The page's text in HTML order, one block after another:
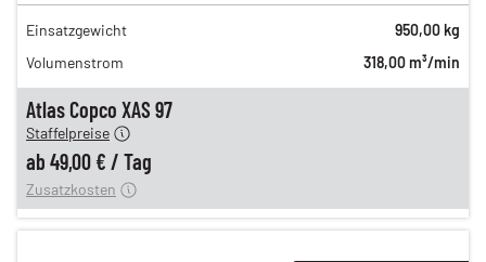
Atlas Copco XAS 97
86,00 €
71,00 €
61,00 €
Staffelpreise
ab 49,00 € / Tag
12,00 €
Zusatzkosten
Einsatzgewicht
950,00 kg
Volumenstrom
318,00 m³/min